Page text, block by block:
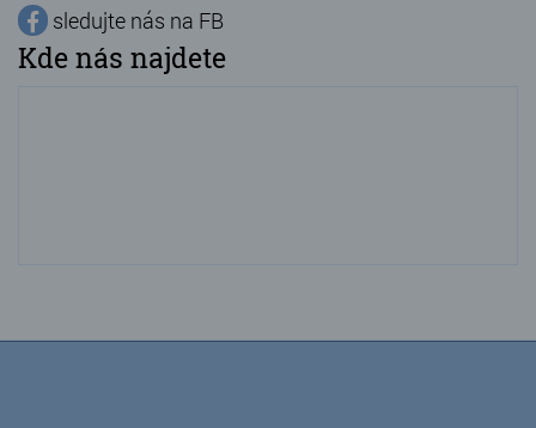
sledujte nás na FB
Kde nás najdete